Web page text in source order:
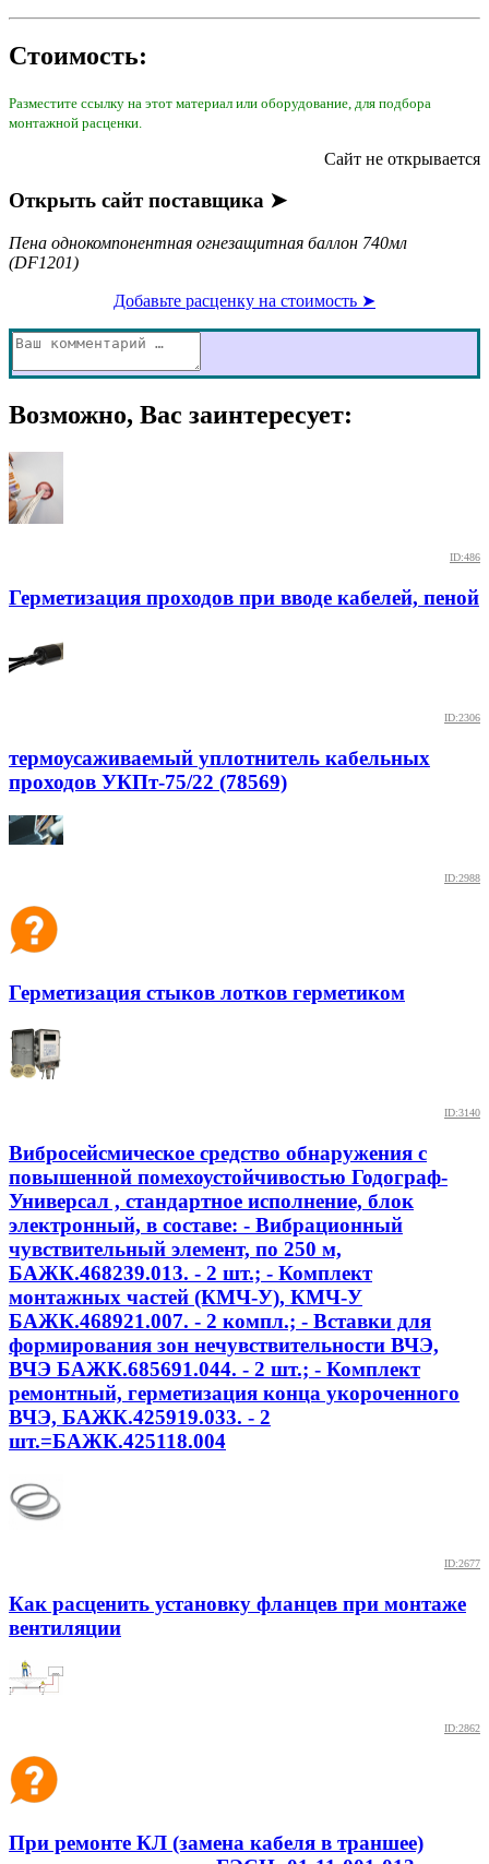
Стоимость:
Разместите ссылку на этот материал или оборудование, для подбора
монтажной расценки.
Сайт не открывается
Открыть сайт поставщика ➤
Пена однокомпонентная огнезащитная баллон 740мл
(DF1201)
Добавьте расценку на стоимость ➤
Возможно, Вас заинтересует:
ID:486
Герметизация проходов при вводе кабелей, пеной
ID:2306
термоусаживаемый уплотнитель кабельных
проходов УКПт-75/22 (78569)
ID:2988
Герметизация стыков лотков герметиком
ID:3140
Вибросейсмическое средство обнаружения с
повышенной помехоустойчивостью Годограф-
Универсал , стандартное исполнение, блок
электронный, в составе: - Вибрационный
чувствительный элемент, по 250 м,
БАЖК.468239.013. - 2 шт.; - Комплект
монтажных частей (КМЧ-У), КМЧ-У
БАЖК.468921.007. - 2 компл.; - Вставки для
формирования зон нечувствительности ВЧЭ,
ВЧЭ БАЖК.685691.044. - 2 шт.; - Комплект
ремонтный, герметизация конца укороченного
ВЧЭ, БАЖК.425919.033. - 2
шт.=БАЖК.425118.004
ID:2677
Как расценить установку фланцев при монтаже
вентиляции
ID:2862
При ремонте КЛ (замена кабеля в траншее)